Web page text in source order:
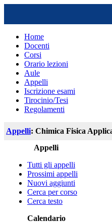
Home
Docenti
Corsi
Orario lezioni
Aule
Appelli
Iscrizione esami
Tirocinio/Tesi
Regolamenti
Appelli: Chimica Fisica
Appelli
Tutti gli appelli
Prossimi appelli
Nuovi aggiunti
Cerca per corso
Cerca testo
Calendario